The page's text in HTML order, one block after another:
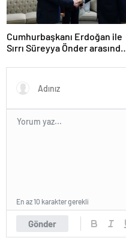
Cumhurbaşkanı Erdoğan ile
Sırrı Süreyya Önder arasında
Gönder
En az 10 karakter gerekli